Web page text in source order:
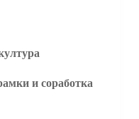
и соработка